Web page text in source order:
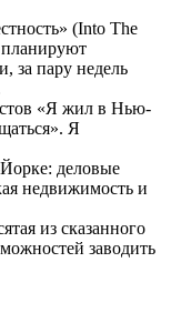
(Into The
планируют
за пару недель
«Я жил в Нью-
Я
деловые
недвижимость и
из сказанного
заводить